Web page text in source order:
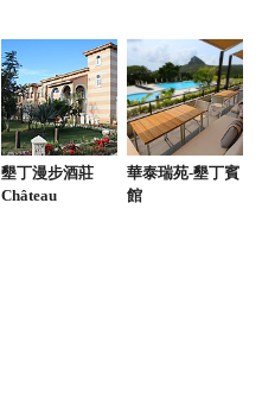
墾丁漫步酒莊
Château
華泰瑞苑-墾丁賓
館